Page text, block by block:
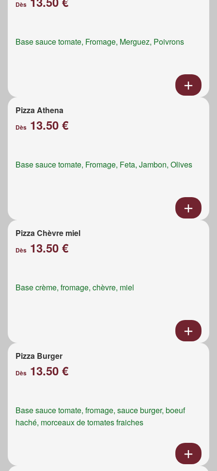
Dès
Base sauce tomate, Fromage, Merguez, Poivrons
Pizza Athena
Dès 13.50 €
Base sauce tomate, Fromage, Feta, Jambon, Olives
Pizza Chèvre miel
Dès 13.50 €
Base crème, fromage, chèvre, miel
Pizza Burger
Dès 13.50 €
Base sauce tomate, fromage, sauce burger, boeuf
haché, morceaux de tomates fraiches